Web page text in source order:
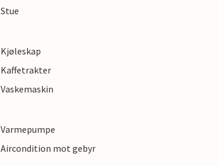
Stue
Kjøleskap
Kaffetrakter
Vaskemaskin
Varmepumpe
Aircondition mot gebyr